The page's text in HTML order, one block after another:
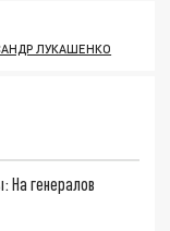
ЛУКАШЕНКО
На генералов